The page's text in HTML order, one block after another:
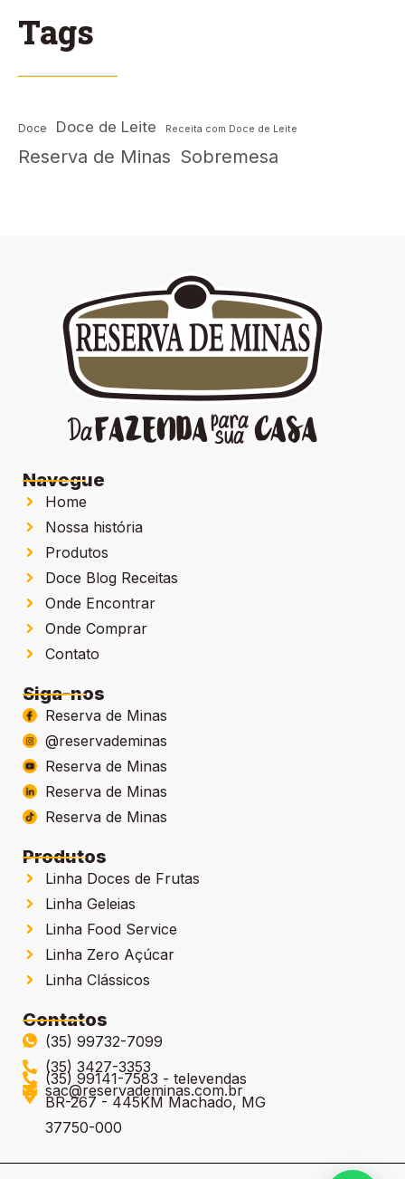
Tags
Doce Doce de Leite Receita com Doce de Leite
Reserva de Minas Sobremesa
Navegue
Home
Nossa história
Produtos
Doce Blog Receitas
Onde Encontrar
Onde Comprar
Contato
Siga-nos
Reserva de Minas
@reservademinas
Reserva de Minas
Reserva de Minas
Reserva de Minas
Produtos
Linha Doces de Frutas
Linha Geleias
Linha Food Service
Linha Zero Açúcar
Linha Clássicos
Contatos
(35) 99732-7099
(35) 3427-3353
(35) 99141-7583 - televendas
sac@reservademinas.com.br
BR-267 - 445KM Machado, MG
37750-000